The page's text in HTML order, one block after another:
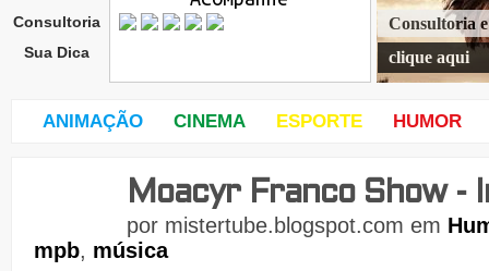
Consultoria
Sua Dica
Consultoria
clique aqui
ANIMAÇÃO CINEMA ESPORTE HUMOR
feira
,
Moacyr Franco Show -
por mistertube.blogspot.com em
mpb, música